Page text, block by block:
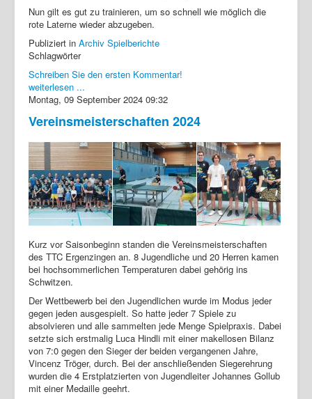
Nun gilt es gut zu trainieren, um so schnell wie möglich die
rote Laterne wieder abzugeben.
Publiziert in Archiv Spielberichte
Schlagwörter
Schreiben Sie den ersten Kommentar!
weiterlesen ...
Montag, 09 September 2024 09:32
Vereinsmeisterschaften 2024
Kurz vor Saisonbeginn standen die Vereinsmeisterschaften
des TTC Ergenzingen an. 8 Jugendliche und 20 Herren kamen
bei hochsommerlichen Temperaturen dabei gehörig ins
Schwitzen.
Der Wettbewerb bei den Jugendlichen wurde im Modus jeder
gegen jeden ausgespielt. So hatte jeder 7 Spiele zu
absolvieren und alle sammelten jede Menge Spielpraxis. Dabei
setzte sich erstmalig Luca Hindli mit einer makellosen Bilanz
von 7:0 gegen den Sieger der beiden vergangenen Jahre,
Vincenz Tröger, durch. Bei der anschließenden Siegerehrung
wurden die 4 Erstplatzierten von Jugendleiter Johannes Gollub
mit einer Medaille geehrt.